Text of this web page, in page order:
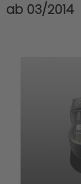
ab 03/2014